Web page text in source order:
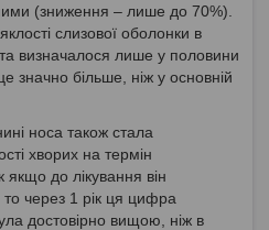
(зниження – лише до 70%).
слизової оболонки в
визначалося лише у половини
значно більше, ніж у основній
носа також стала
хворих на термін
до лікування він
то через 1 рік ця цифра
достовірно вищою, ніж в